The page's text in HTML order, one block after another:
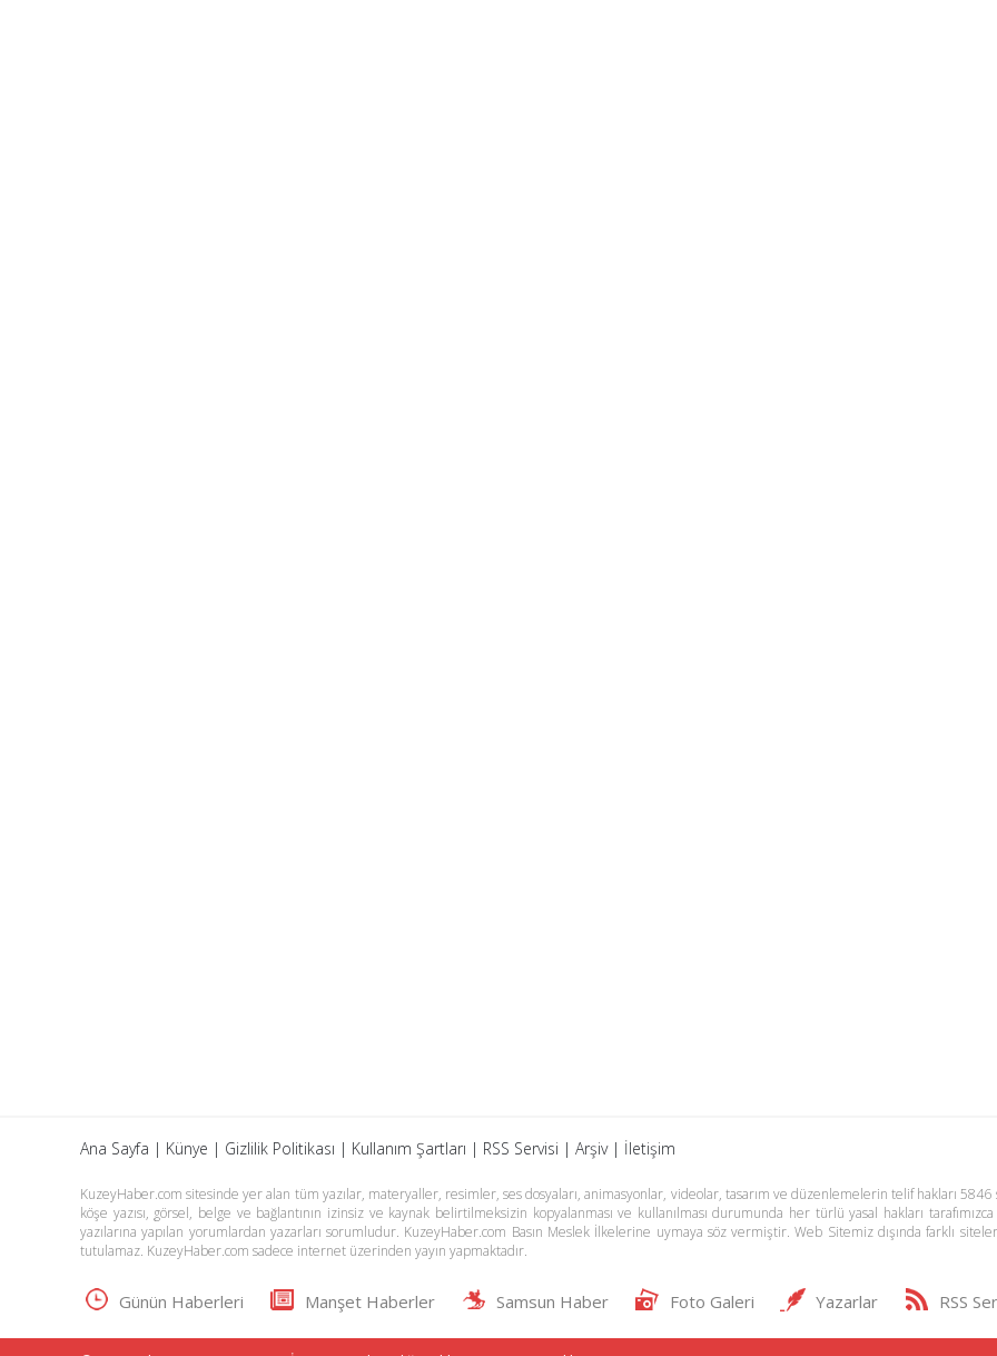
Ana Sayfa | Künye | Gizlilik Politikası | Kullanım Şartları | RSS Servisi | Arşiv| İletişim
KuzeyHaber.com sitesinde yer alan tüm yazılar, materyaller, resimler, ses dosyaları, animasyonlar, videolar, tasarım ve düzenlemelerin telif hakları
köşe yazısı, görsel, belge ve bağlantının izinsiz ve kaynak belirtilmeksizin kopyalanması ve kullanılması durumunda her türlü yasal hakları
yazılarına yapılan yorumlardan yazarları sorumludur. KuzeyHaber.com Basın Meslek İlkelerine uymaya söz vermiştir. Web Sitemiz dışında farklı
tutulamaz. KuzeyHaber.com sadece internet üzerinden yayın yapmaktadır.
Günün Haberleri Manşet Haberler Samsun Haber Foto Galeri Yazarlar RSS